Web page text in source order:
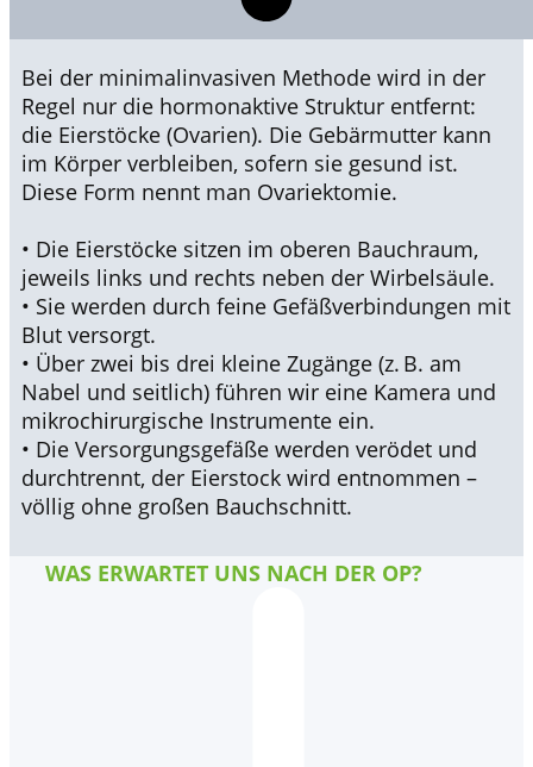
Bei der minimalinvasiven Methode wird in der
Regel nur die hormonaktive Struktur entfernt:
die Eierstöcke (Ovarien). Die Gebärmutter kann
im Körper verbleiben, sofern sie gesund ist.
Diese Form nennt man Ovariektomie.
• Die Eierstöcke sitzen im oberen Bauchraum,
jeweils links und rechts neben der Wirbelsäule.
• Sie werden durch feine Gefäßverbindungen mit
Blut versorgt.
• Über zwei bis drei kleine Zugänge (z. B. am
Nabel und seitlich) führen wir eine Kamera und
mikrochirurgische Instrumente ein.
• Die Versorgungsgefäße werden verödet und
durchtrennt, der Eierstock wird entnommen –
völlig ohne großen Bauchschnitt.
WAS ERWARTET UNS NACH DER OP?